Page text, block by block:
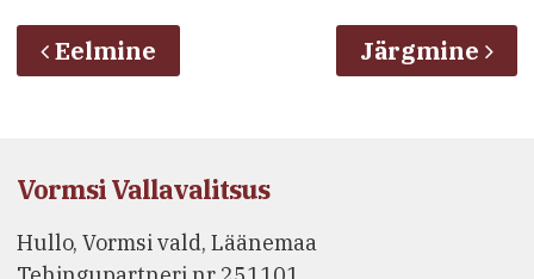
Eelmine Järgmine
Vormsi Vallavalitsus
Hullo, Vormsi vald, Läänemaa